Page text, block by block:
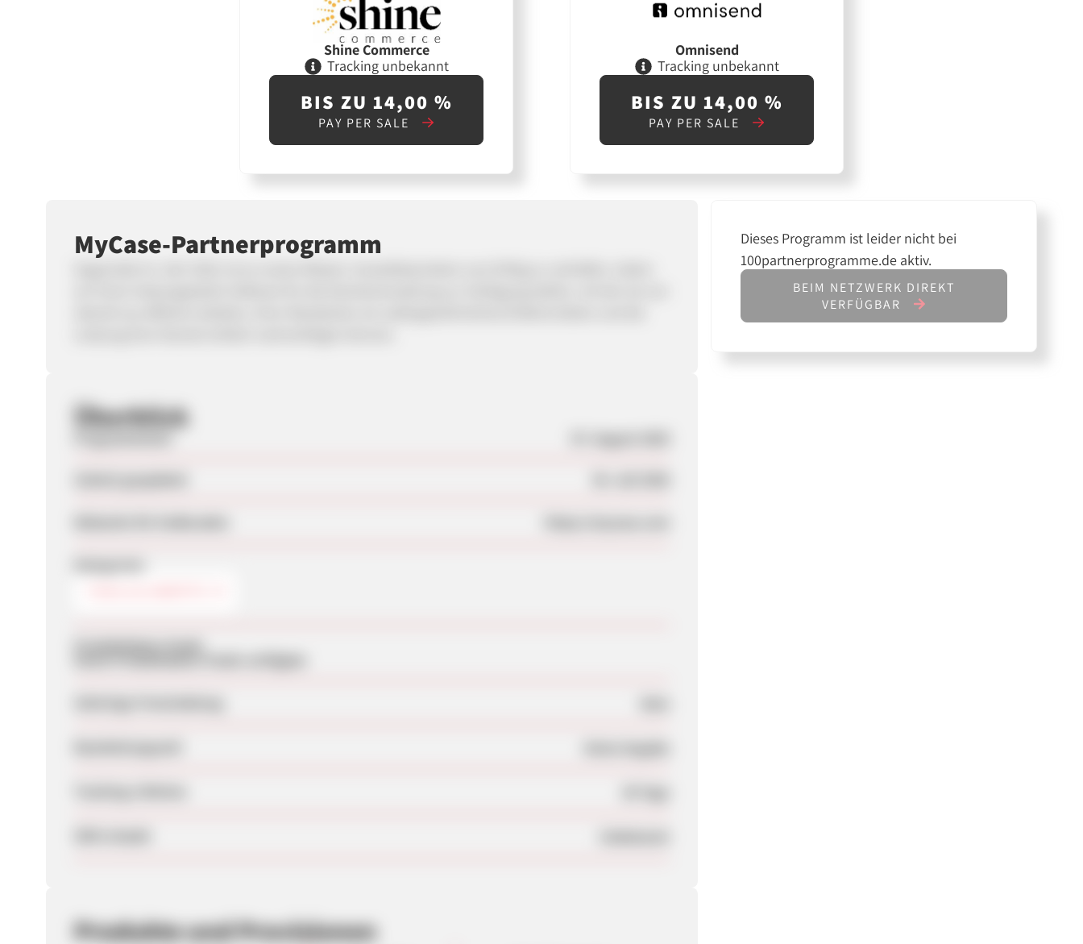
Shine Commerce
Tracking unbekannt
BIS ZU 14,00 %
PAY PER SALE
Omnisend
Tracking unbekannt
BIS ZU 14,00 %
PAY PER SALE
MyCase-Partnerprogramm
Überblick
Produktdaten-Feeds
Produkte und Provisionen
Dieses Programm ist leider nicht bei
100partnerprogramme.de aktiv.
BEIM NETZWERK DIREKT
VERFÜGBAR